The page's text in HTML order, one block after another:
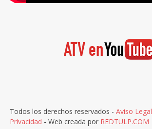
Todos los derechos reservados - Aviso Legal
Privacidad - Web creada por REDTULP.COM